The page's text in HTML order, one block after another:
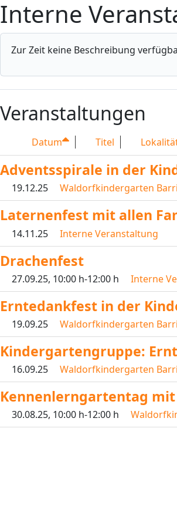
Interne
Zur Zeit keine Beschreibung
Veranstaltungen
Datum Titel
Adventsspirale in der
19.12.25 Waldorfkindergarten
Laternenfest mit allen
14.11.25 Interne Veranstaltung
Drachenfest
27.09.25, 10:00 h-12:00 h Interne
Erntedankfest in der
19.09.25 Waldorfkindergarten
Kindergartengruppe:
16.09.25 Waldorfkindergarten
Kennenlerngartentag
30.08.25, 10:00 h-12:00 h